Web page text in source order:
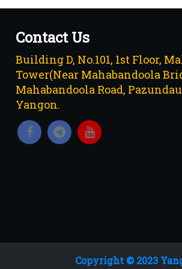
Contact Us
Building D, No.101, 1st Floor,
Tower(Near Mahabandoola
Mahabandoola Road,
Yangon.
Copyright © 2023